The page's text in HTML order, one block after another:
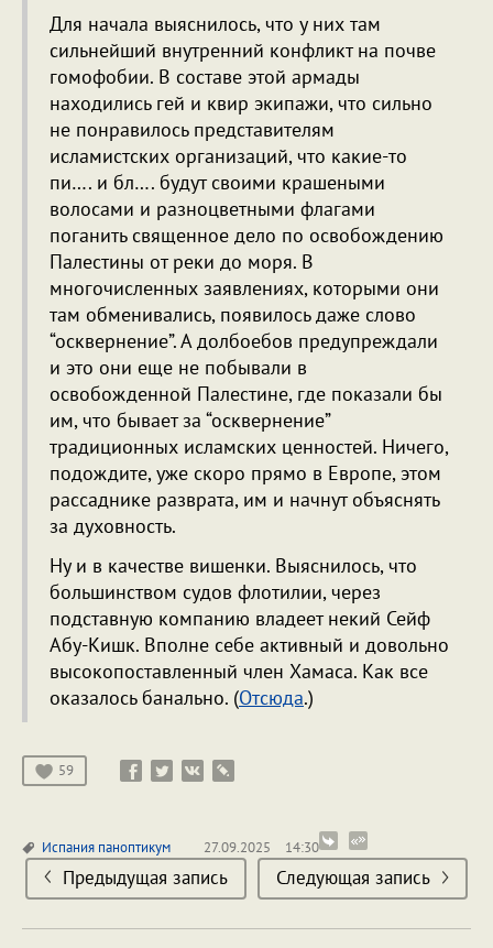
Для начала выяснилось, что у них там
сильнейший внутренний конфликт на почве
гомофобии. В составе этой армады
находились гей и квир экипажи, что сильно
не понравилось представителям
исламистских организаций, что какие-то
пи…. и бл…. будут своими крашеными
волосами и разноцветными флагами
поганить священное дело по освобождению
Палестины от реки до моря. В
многочисленных заявлениях, которыми они
там обменивались, появилось даже слово
“осквернение”. А долбоебов предупреждали
и это они еще не побывали в
освобожденной Палестине, где показали бы
им, что бывает за “осквернение”
традиционных исламских ценностей. Ничего,
подождите, уже скоро прямо в Европе, этом
рассаднике разврата, им и начнут объяснять
за духовность.
Ну и в качестве вишенки. Выяснилось, что
большинством судов флотилии, через
подставную компанию владеет некий Сейф
Абу-Кишк. Вполне себе активный и довольно
высокопоставленный член Хамаса. Как все
оказалось банально. (Отсюда.)
59
Испания паноптикум 27.09.2025 14:30
Предыдущая запись Следующая запись